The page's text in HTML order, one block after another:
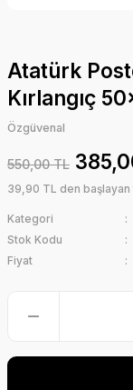
Atatürk
Kırlangıç
Özgüvenal
550,00 TL
39,90 TL den
Kategori
Stok Kodu
Fiyat